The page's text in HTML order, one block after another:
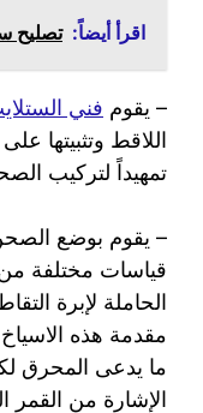
اقرأ أيضاً: تصليح
– يقوم فني
اللاقط وتثبيتها
تمهيداً لتركيب
– يقوم بوضع
قياسات مختلفة
الحاملة لإبرة
مقدمة هذه
ما يدعى المحرق
الإشارة من القمر